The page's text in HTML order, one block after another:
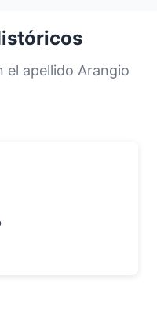
Esta
los
de las familias
el apellido Arangio